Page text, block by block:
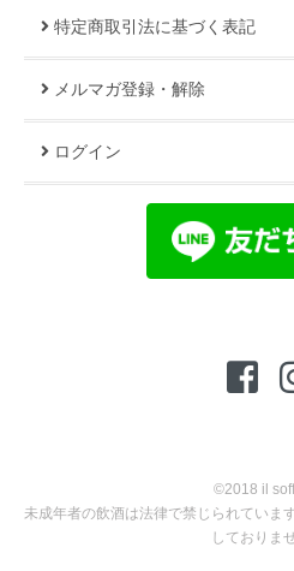
特定商取引法に基づく表記
メルマガ登録・解除
ログイン
©2018 il
未成年者の飲酒は法律で禁じられていま
しておりま